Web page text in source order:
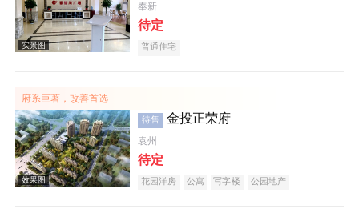
效果图
奉新
待定
普通住宅
府系巨著，改善首选
待售 金投正荣府
袁州
待定
花园洋房 公寓 写字楼 公园地产